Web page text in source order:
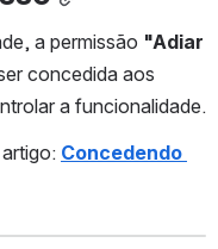
a permissão "Adiar
concedida aos
a funcionalidade.
Concedendo